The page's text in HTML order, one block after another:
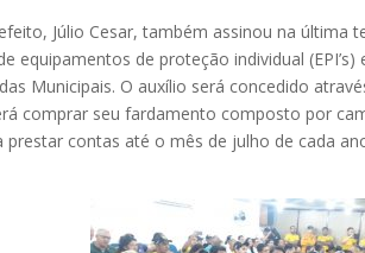
Júlio Cesar, também assinou na última
equipamentos de proteção individual
Municipais. O auxílio será concedido
comprar seu fardamento composto por
prestar contas até o mês de julho de cada